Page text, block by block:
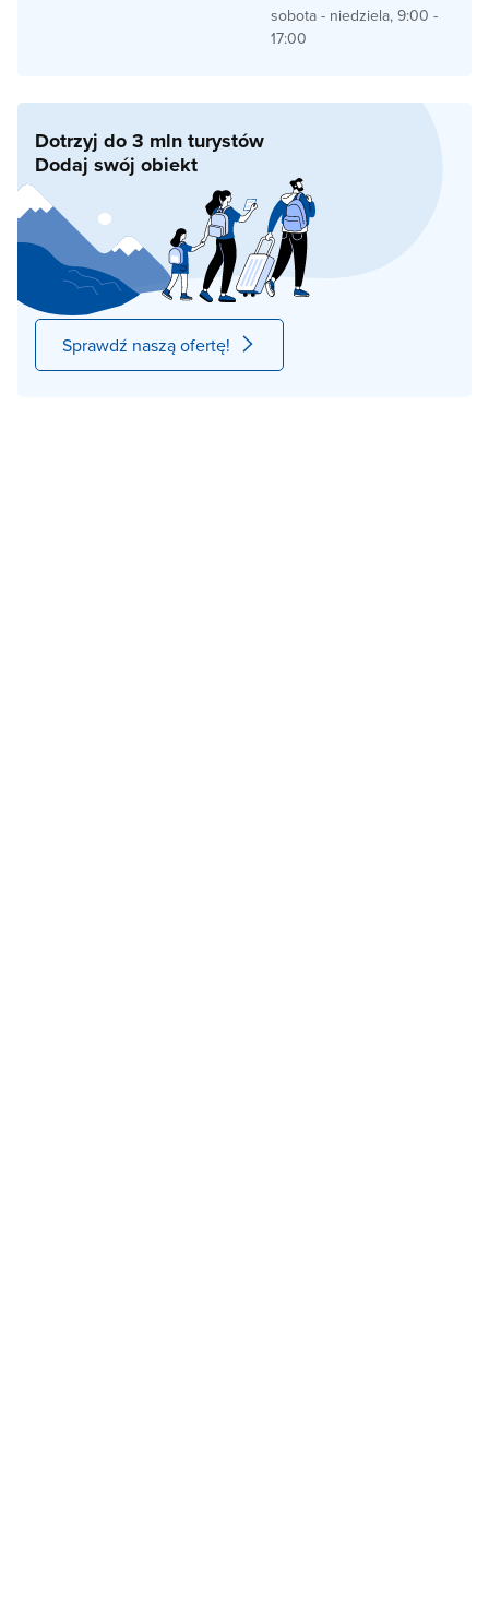
sobota - niedziela, 9:00 -
17:00
Dotrzyj do 3 mln turystów
Dodaj swój obiekt
Sprawdź naszą ofertę!